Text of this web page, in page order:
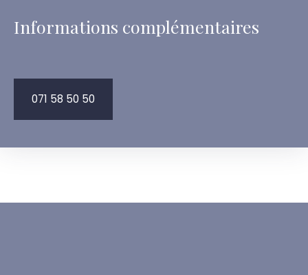
Informations complémentaires
071 58 50 50